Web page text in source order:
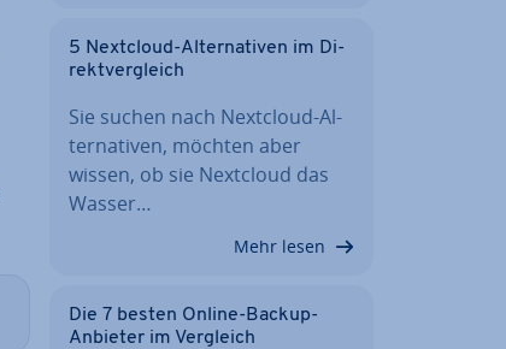
5 Nextcloud-Al­ter­na­ti­ven im Di­
rekt­ver­gleich
Sie suchen nach Nextcloud-Al­
ter­na­ti­ven, möchten aber
wissen, ob sie Nextcloud das
Wasser…
Mehr lesen
Die 7 besten Online-Backup-
Anbieter im Vergleich